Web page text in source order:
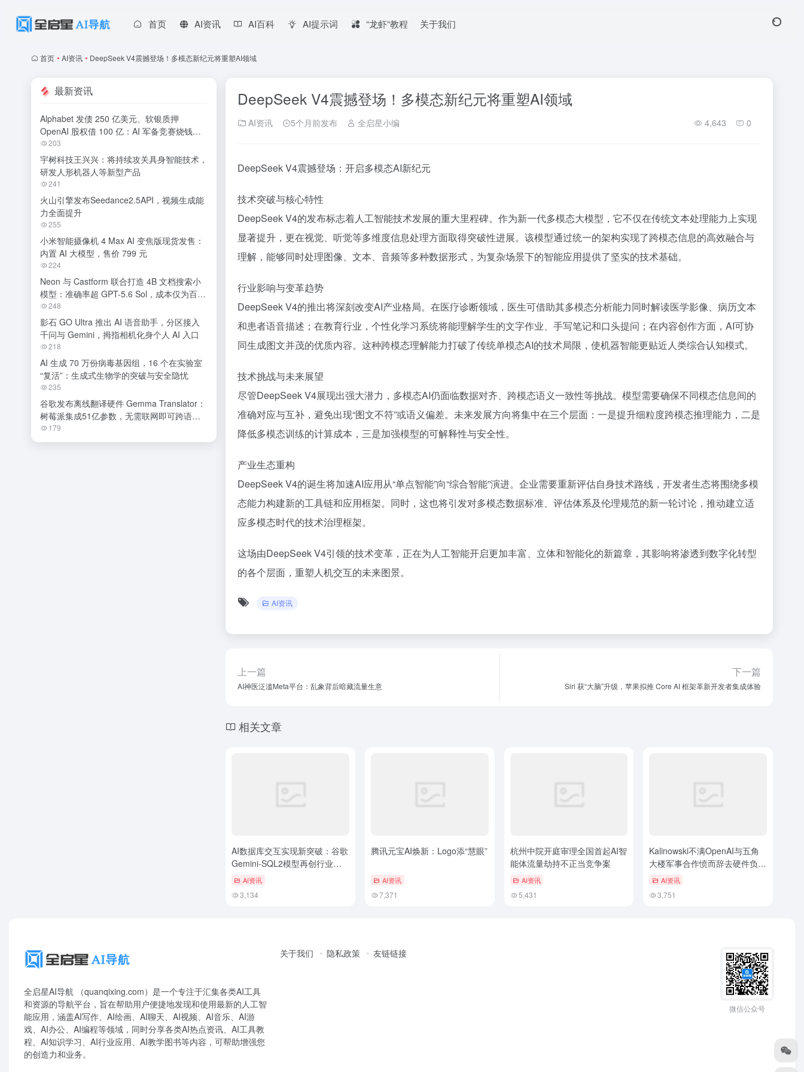
首页 AI资讯 AI百科 AI提示词 “龙虾“教程 关于我们
首页 • AI资讯 • DeepSeek V4震撼登场！多模态新纪元将重塑AI领域
DeepSeek V4震撼登场！多模态新纪元将重塑AI领域
AI资讯 5个月前发布 全启星小编 4,643 0
DeepSeek V4震撼登场：开启多模态AI新纪元
技术突破与核心特性
DeepSeek V4的发布标志着人工智能技术发展的重大里程碑。作为新一代多模态大模型，它不仅在传统文本处理能力上实现
显著提升，更在视觉、听觉等多维度信息处理方面取得突破性进展。该模型通过统一的架构实现了跨模态信息的高效融合与
理解，能够同时处理图像、文本、音频等多种数据形式，为复杂场景下的智能应用提供了坚实的技术基础。
行业影响与变革趋势
DeepSeek V4的推出将深刻改变AI产业格局。在医疗诊断领域，医生可借助其多模态分析能力同时解读医学影像、病历文本
和患者语音描述；在教育行业，个性化学习系统将能理解学生的文字作业、手写笔记和口头提问；在内容创作方面，AI可协
同生成图文并茂的优质内容。这种跨模态理解能力打破了传统单模态AI的技术局限，使机器智能更贴近人类综合认知模式。
技术挑战与未来展望
尽管DeepSeek V4展现出强大潜力，多模态AI仍面临数据对齐、跨模态语义一致性等挑战。模型需要确保不同模态信息间的
准确对应与互补，避免出现“图文不符”或语义偏差。未来发展方向将集中在三个层面：一是提升细粒度跨模态推理能力，二是
降低多模态训练的计算成本，三是加强模型的可解释性与安全性。
产业生态重构
DeepSeek V4的诞生将加速AI应用从“单点智能”向“综合智能”演进。企业需要重新评估自身技术路线，开发者生态将围绕多模
态能力构建新的工具链和应用框架。同时，这也将引发对多模态数据标准、评估体系及伦理规范的新一轮讨论，推动建立适
应多模态时代的技术治理框架。
这场由DeepSeek V4引领的技术变革，正在为人工智能开启更加丰富、立体和智能化的新篇章，其影响将渗透到数字化转型
的各个层面，重塑人机交互的未来图景。
AI资讯
上一篇
AI神医泛滥Meta平台：乱象背后暗藏流量生意
下一篇
Siri 获“大脑”升级，苹果拟推 Core AI 框架革新开发者集成体验
相关文章
AI数据库交互实现新突破：谷歌
Gemini-SQL2模型再创行业新
高 AI资讯
3,134
腾讯元宝AI焕新：Logo添“慧眼”
AI资讯
7,371
杭州中院开庭审理全国首起AI智
能体流量劫持不正当竞争案
AI资讯
5,431
Kalinowski不满OpenAI与五角
大楼军事合作愤而辞去硬件负责
人职务
AI资讯
3,751
最新资讯
Alphabet 发债 250 亿美元、软银质押
OpenAI 股权借 100 亿：AI 军备竞赛烧钱无
休止
203
宇树科技王兴兴：将持续攻关具身智能技术，
研发人形机器人等新型产品
241
火山引擎发布Seedance2.5API，视频生成能
力全面提升
255
小米智能摄像机 4 Max AI 变焦版现货发售：
内置 AI 大模型，售价 799 元
224
Neon 与 Castform 联合打造 4B 文档搜索小
模型：准确率超 GPT-5.6 Sol，成本仅为百分
之一
248
影石 GO Ultra 推出 AI 语音助手，分区接入
千问与 Gemini，拇指相机化身个人 AI 入口
218
AI 生成 70 万份病毒基因组，16 个在实验室
“复活”：生成式生物学的突破与安全隐忧
235
谷歌发布离线翻译硬件 Gemma Translator：
树莓派集成51亿参数，无需联网即可跨语种
交流
179
全启星AI导航 （quanqixing.com）是一个专注于汇集各类AI工具
和资源的导航平台，旨在帮助用户便捷地发现和使用最新的人工智
能应用，涵盖AI写作、AI绘画、AI聊天、AI视频、AI音乐、AI游
戏、AI办公、AI编程等领域，同时分享各类AI热点资讯、AI工具教
程、AI知识学习、AI行业应用、AI教学图书等内容，可帮助增强您
的创造力和业务。
关于我们 隐私政策 友链链接
微信公众号